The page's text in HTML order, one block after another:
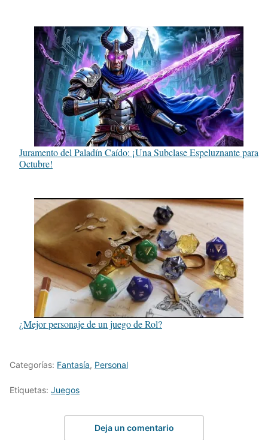
Juramento del Paladín Caído: ¡Una Subclase Espeluznante para
Octubre!
¿Mejor personaje de un juego de Rol?
Categorías: Fantasía, Personal
Etiquetas: Juegos
Deja un comentario